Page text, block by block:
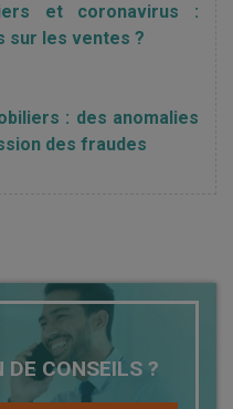
et coronavirus :
sur les ventes ?
: des anomalies
des fraudes
DE CONSEILS ?